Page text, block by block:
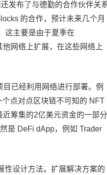
发布了与德勤的合作伙伴关
的合作，预计未来几个月
这主要是由于夏季在
网络上扩展，在这些网络上
已经利用网络进行部署。例
点对点区块链不可知的 NFT
筹集的2亿美元资金的一部分
是 DeFi dApp，例如 Trader
性设计方法。扩展解决方案的